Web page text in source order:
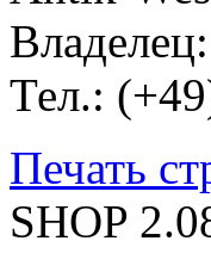
Тел.:
Печать
SHOP